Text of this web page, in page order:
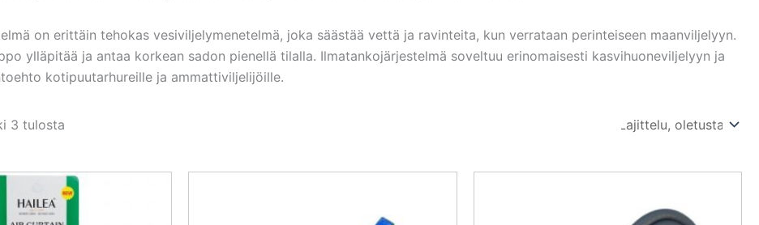
on erittäin tehokas vesiviljelymenetelmä, joka säästää vettä ja ravinteita, kun verrataan perinteiseen maanviljelyyn.
ylläpitää ja antaa korkean sadon pienellä tilalla. Ilmatankojärjestelmä soveltuu erinomaisesti kasvihuoneviljelyyn ja
kotipuutarhureille ja ammattiviljelijöille.
3 tulosta